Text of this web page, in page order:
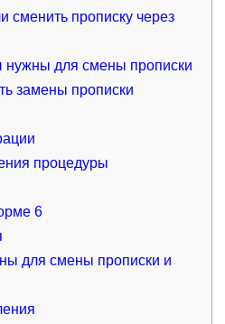
сменить прописку через
нужны для смены прописки
замены прописки
процедуры
6
для смены прописки и